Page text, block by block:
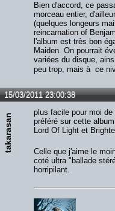
Bien d'accord, ce
morceau entier,
(quelques longeurs
reincarnation of
l'album est très bon
Maiden. On pourrait
variées du disque,
peu trop, mais à ce
15/03/2011 23:00:38
takarasan
plus facile pour moi
préféré sur cette
Lord Of Light et
Celle que j'aime le
coté ultra "ballade
horripilant.